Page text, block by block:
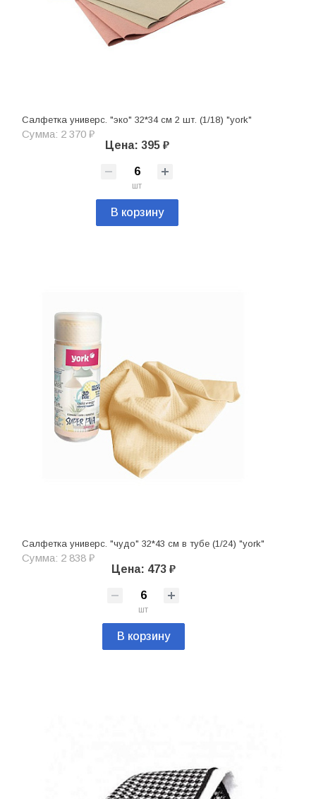
Салфетка универс. "эко" 32*34 см 2 шт. (1/18) "york"
Сумма: 2 370 ₽
Цена: 395 ₽
шт
В корзину
Салфетка универс. "чудо" 32*43 см в тубе (1/24) "york"
Сумма: 2 838 ₽
Цена: 473 ₽
шт
В корзину